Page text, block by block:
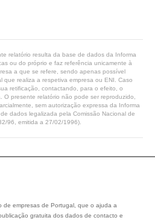
relatório resulta da base de dados da Informa
ou do próprio e faz referência unicamente à
a que se refere, sendo apenas possível
que realiza a respetiva empresa ou ENI. Caso
retificação, contactando, para o efeito, o
O presente relatório não pode ser reproduzido,
sem autorização expressa da Informa
dados legalizada pela Comissão Nacional de
96, emitida a 27/02/1996).
de empresas de Portugal, que o ajuda a
gratuita dos dados de contacto e